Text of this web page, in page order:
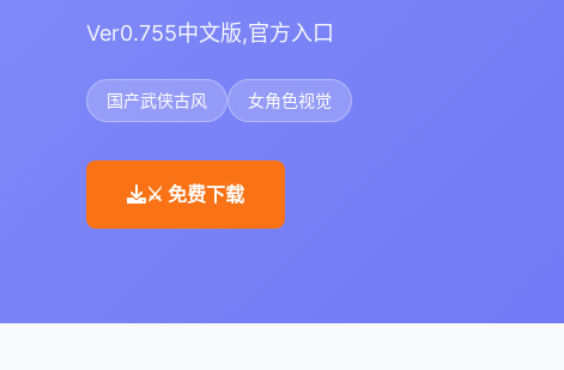
Ver0.755中文版,官方入口
国产武侠古风 女角色视觉
⚔️ 免费下载